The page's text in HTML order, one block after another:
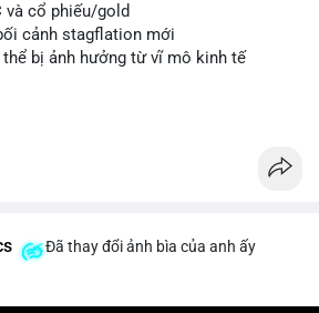
và cổ phiếu/gold
cảnh stagflation mới
bị ảnh hưởng từ vĩ mô kinh tế
Đã thay đổi ảnh bìa của anh ấy